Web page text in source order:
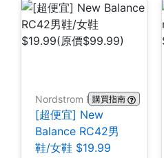
Nordstrom Rack購買指南
[超便宜] New
Balance RC42男
鞋/女鞋 $19.99